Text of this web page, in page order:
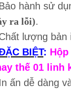
hành sử
ra lỗi).
lượng
BIỆT:
thế 01 linh
ấn dễ dàng